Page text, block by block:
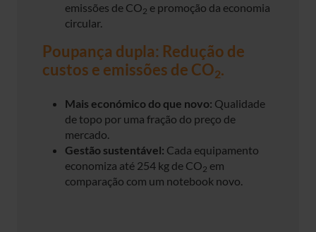
emissões de CO2 e promoção da economia
circular.
Poupança dupla: Redução de
custos e emissões de CO2.
Mais económico do que novo: Qualidade
de topo por uma fração do preço de
mercado.
Gestão sustentável: Cada equipamento
economiza até 254 kg de CO2 em
comparação com um notebook novo.